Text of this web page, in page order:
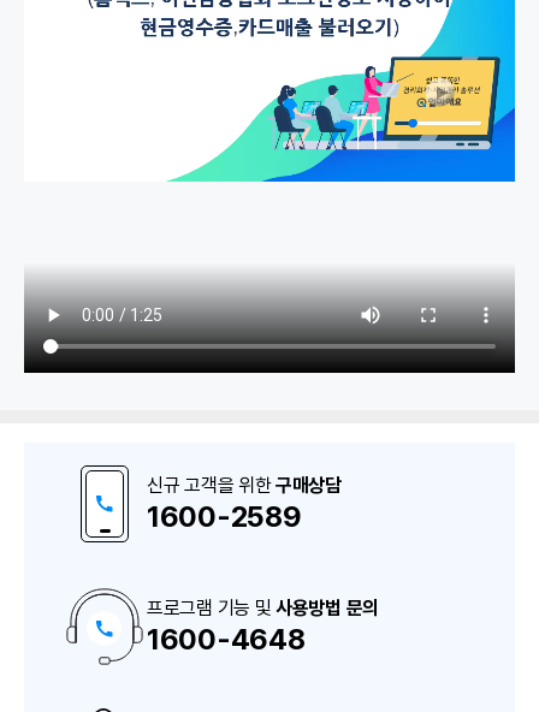
거래처
• 거래처 등록(기본정보)
• 거래처 등록(추가정보)
• 거래처 엑셀 가져오기/내보내기
구
매
신규 고객을 위한구매상담
1600-2589
프로그램 기능 및 사용방법 문의
1600-4648